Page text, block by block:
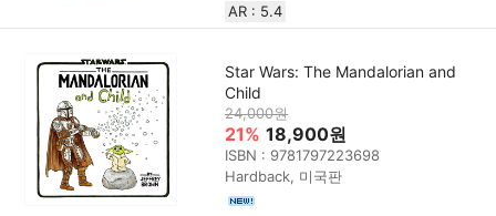
AR : 5.4
Star Wars: The Mandalorian and
Child
24,000원
21% 18,900원
ISBN : 9781797223698
Hardback, 미국판